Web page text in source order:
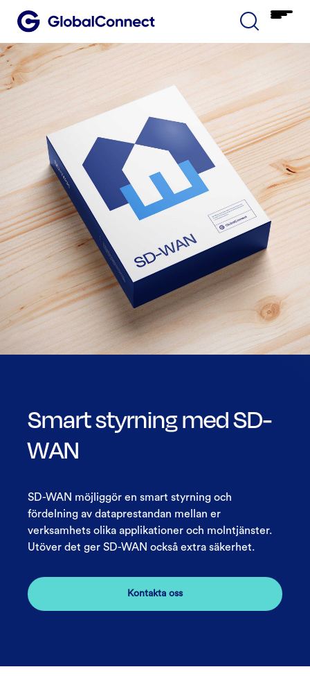
Smart styrning med SD-
WAN
SD-WAN möjliggör en smart styrning och
fördelning av dataprestandan mellan er
verksamhets olika applikationer och molntjänster.
Utöver det ger SD-WAN också extra säkerhet.
Kontakta oss